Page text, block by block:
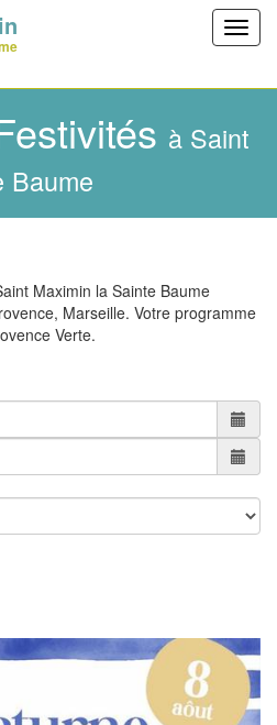
à Saint
Baume
Maximin la Sainte Baume
Marseille. Votre programme
Verte.